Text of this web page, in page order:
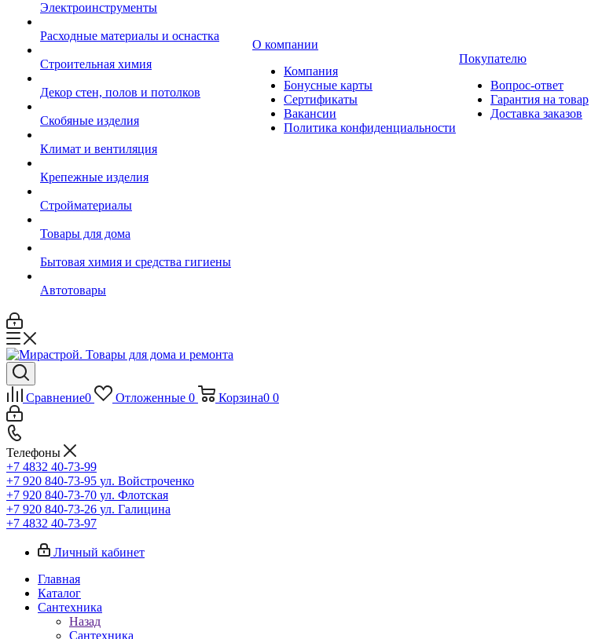
Электроинструменты
Расходные материалы и оснастка
Строительная химия
Декор стен, полов и потолков
Скобяные изделия
Климат и вентиляция
Крепежные изделия
Стройматериалы
Товары для дома
Бытовая химия и средства гигиены
Автотовары
О компании
Компания
Бонусные карты
Сертификаты
Вакансии
Политика конфиденциальности
Покупателю
Вопрос-ответ
Гарантия на товар
Доставка заказов
Сравнение0 Отложенные 0 Корзина0 0
Телефоны
+7 4832 40-73-99
+7 920 840-73-95 ул. Войстроченко
+7 920 840-73-70 ул. Флотская
+7 920 840-73-26 ул. Галицина
+7 4832 40-73-97
Личный кабинет
Главная
Каталог
Сантехника
Назад
Сантехника